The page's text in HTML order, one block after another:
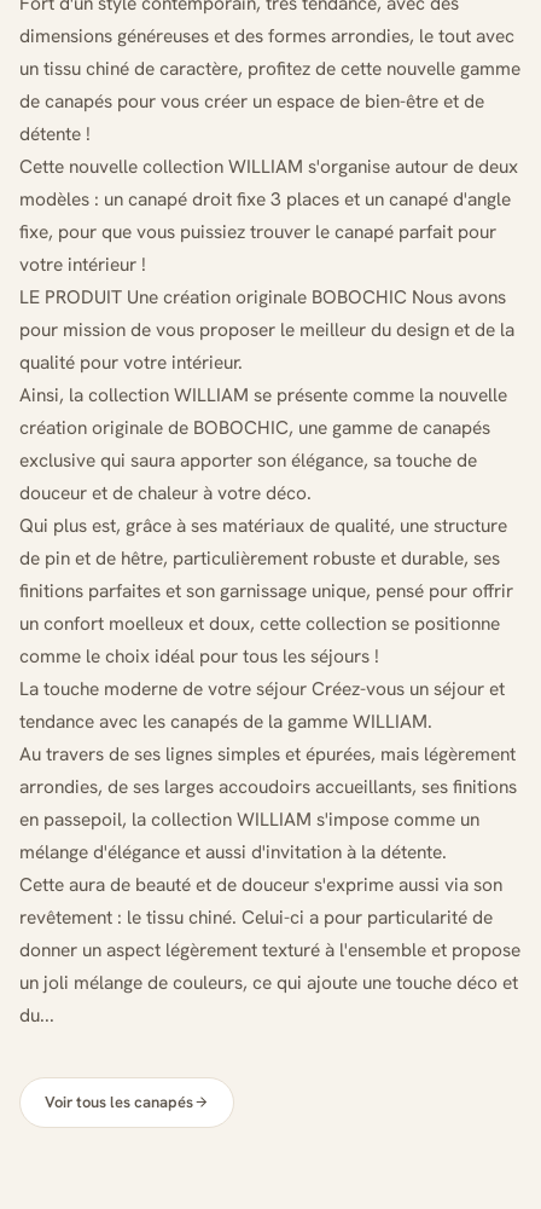
dimensions généreuses et des formes arrondies, le tout avec
un tissu chiné de caractère, profitez de cette nouvelle gamme
de canapés pour vous créer un espace de bien-être et de
détente !
Cette nouvelle collection WILLIAM s'organise autour de deux
modèles : un canapé droit fixe 3 places et un canapé d'angle
fixe, pour que vous puissiez trouver le canapé parfait pour
votre intérieur !
LE PRODUIT Une création originale BOBOCHIC Nous avons
pour mission de vous proposer le meilleur du design et de la
qualité pour votre intérieur.
Ainsi, la collection WILLIAM se présente comme la nouvelle
création originale de BOBOCHIC, une gamme de canapés
exclusive qui saura apporter son élégance, sa touche de
douceur et de chaleur à votre déco.
Qui plus est, grâce à ses matériaux de qualité, une structure
de pin et de hêtre, particulièrement robuste et durable, ses
finitions parfaites et son garnissage unique, pensé pour offrir
un confort moelleux et doux, cette collection se positionne
comme le choix idéal pour tous les séjours !
La touche moderne de votre séjour Créez-vous un séjour et
tendance avec les canapés de la gamme WILLIAM.
Au travers de ses lignes simples et épurées, mais légèrement
arrondies, de ses larges accoudoirs accueillants, ses finitions
en passepoil, la collection WILLIAM s'impose comme un
mélange d'élégance et aussi d'invitation à la détente.
Cette aura de beauté et de douceur s'exprime aussi via son
revêtement : le tissu chiné. Celui-ci a pour particularité de
donner un aspect légèrement texturé à l'ensemble et propose
un joli mélange de couleurs, ce qui ajoute une touche déco et
du...
Voir tous les canapés